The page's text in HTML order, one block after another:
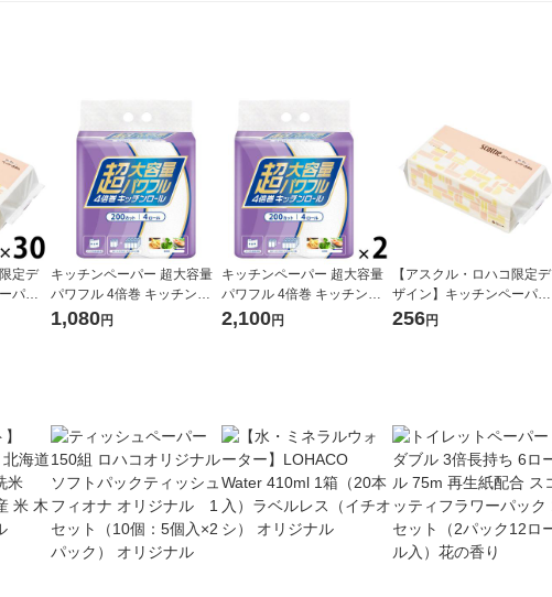
定デ
パー
ク サ
キッチンペーパー 超大容量
パワフル 4倍巻 キッチンロ
ール 1パック（200カット×4
1,080円
キッチンペーパー 超大容量
パワフル 4倍巻 キッチンロ
ール 1セット（1パック（20
2,100円
【アスクル・ロハコ限定デ
ザイン】キッチンペーパー
スコッティ ソフトパック サ
256円